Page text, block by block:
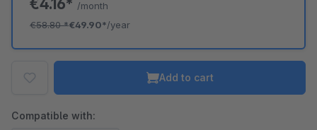
€4.16* /month
€58.80*€49.90*/year
Add to cart
Compatible with: